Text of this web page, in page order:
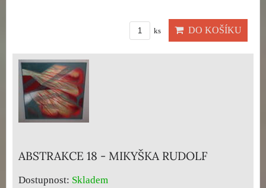
ks DO KOŠÍKU
ABSTRAKCE 18 - MIKYŠKA RUDOLF
Dostupnost: Skladem